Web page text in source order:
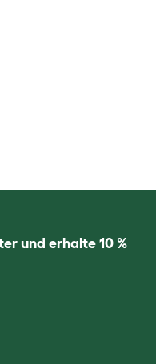
und erhalte 10 %